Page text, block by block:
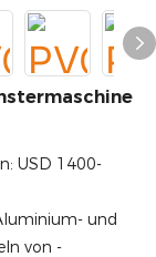
USD 1400-
und
von -